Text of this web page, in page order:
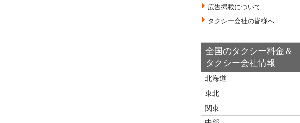
広告掲載について
タクシー会社の皆様へ
全国のタクシー料金＆
タクシー会社情報
北海道
東北
関東